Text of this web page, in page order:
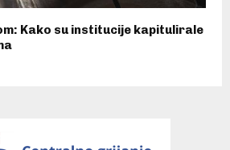
Kako su institucije kapitulirale